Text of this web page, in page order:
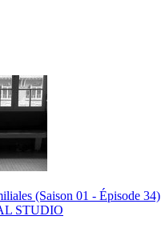
(Saison 01 - Épisode 34)
STUDIO